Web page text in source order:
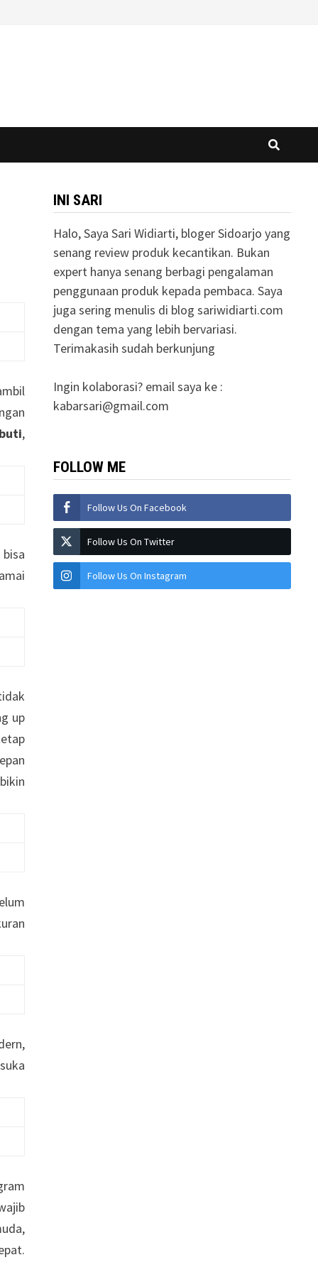
,
up
INI SARI
Halo, Saya Sari Widiarti, bloger Sidoarjo yang
senang review produk kecantikan. Bukan
expert hanya senang berbagi pengalaman
penggunaan produk kepada pembaca. Saya
juga sering menulis di blog sariwidiarti.com
dengan tema yang lebih bervariasi.
Terimakasih sudah berkunjung
Ingin kolaborasi? email saya ke :
kabarsari@gmail.com
FOLLOW ME
Follow Us On Facebook
Follow Us On Twitter
Follow Us On Instagram